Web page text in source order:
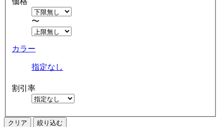
〜
カラー
指定なし
割引率
クリア 絞り込む